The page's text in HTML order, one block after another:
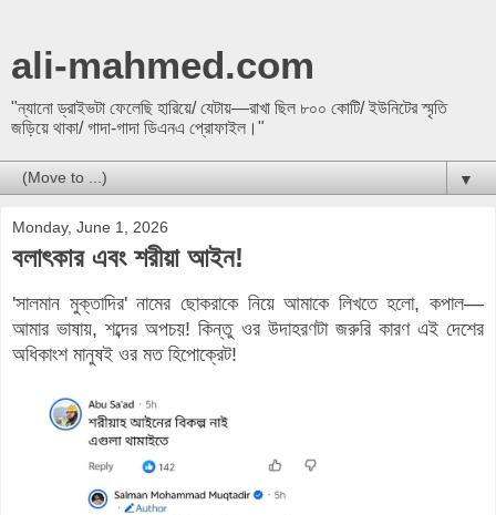
ali-mahmed.com
"ন্যানো ড্রাইভটা ফেলেছি হারিয়ে/ যেটায়—রাখা ছিল ৮০০ কোটি/ ইউনিটের স্মৃতি
জড়িয়ে থাকা/ গাদা-গাদা ডিএনএ প্রোফাইল।"
▼
Monday, June 1, 2026
বলাৎকার এবং শরীয়া আইন!
'সালমান মুক্তাদির' নামের ছোকরাকে নিয়ে আমাকে লিখতে হলো, কপাল—
আমার ভাষায়, শব্দের অপচয়! কিন্তু ওর উদাহরণটা জরুরি কারণ এই দেশের
অধিকাংশ মানুষই ওর মত হিপোক্রেট!